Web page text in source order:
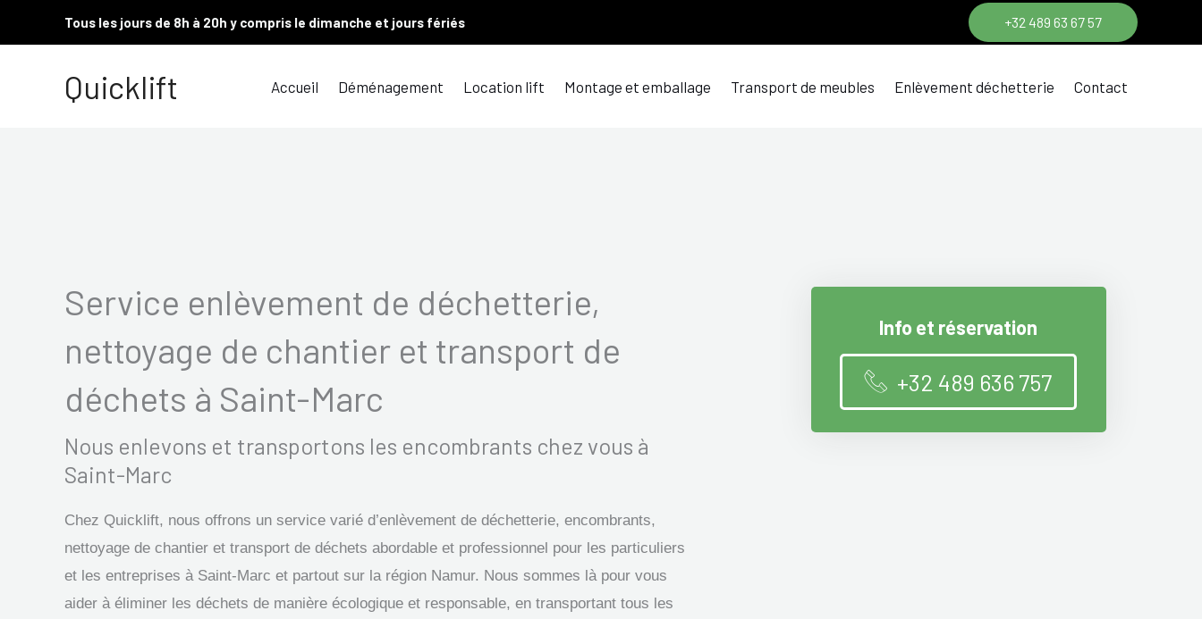
au
Tous les jours de 8h à 20h y compris le dimanche et jours fériés +32 489 63 67 57
Quicklift Accueil Déménagement Location lift Montage et emballage Transport de meubles Enlèvement déchetterie Contact
Service enlèvement de déchetterie,
nettoyage de chantier et transport de
déchets à Saint-Marc
Nous enlevons et transportons les encombrants chez vous à
Saint-Marc
Chez Quicklift, nous offrons un service varié d’enlèvement de déchetterie, encombrants,
nettoyage de chantier et transport de déchets abordable et professionnel pour les particuliers
et les entreprises à Saint-Marc et partout sur la région Namur. Nous sommes là pour vous
aider à éliminer les déchets de manière écologique et responsable, en transportant tous les
Info et réservation
+32 489 636 757